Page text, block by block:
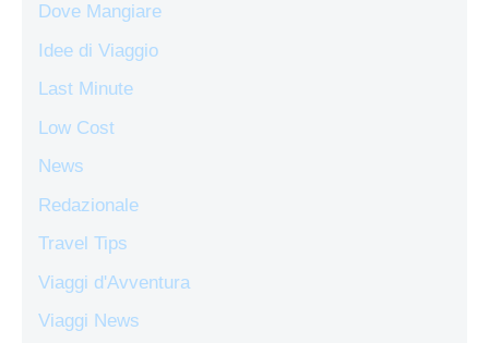
Dove Mangiare
Idee di Viaggio
Last Minute
Low Cost
News
Redazionale
Travel Tips
Viaggi d'Avventura
Viaggi News